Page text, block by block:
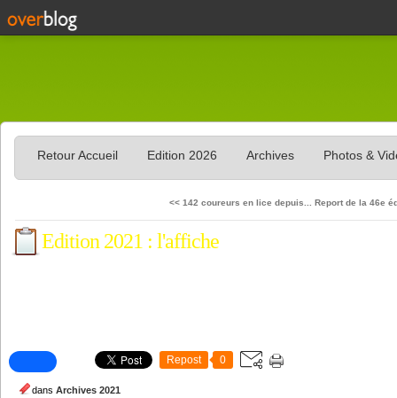
Retour Accueil Edition 2026 Archives Photos &
<< 142 coureurs en lice depuis... Report de la 46e
Edition 2021 : l'affiche
Repost 0
dans Archives 2021